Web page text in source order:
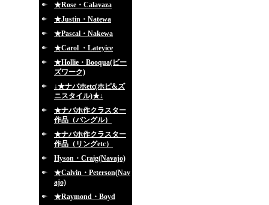
★Rose・Calavaza
★Justin・Natewa
★Pascal・Nakewa
★Carol ・Lateyice
★Hollie・Booqua(ビー
ズワーク)
↓★ナバホetc(ホピ&ズ
ニスタイル)★↓
★ナバホ作クラスター
作品（バングル）
★ナバホ作クラスター
作品（リングetc）
Hyson・Craig(Navajo)
★Calvin・Peterson(Nav
ajo)
★Raymond・Boyd